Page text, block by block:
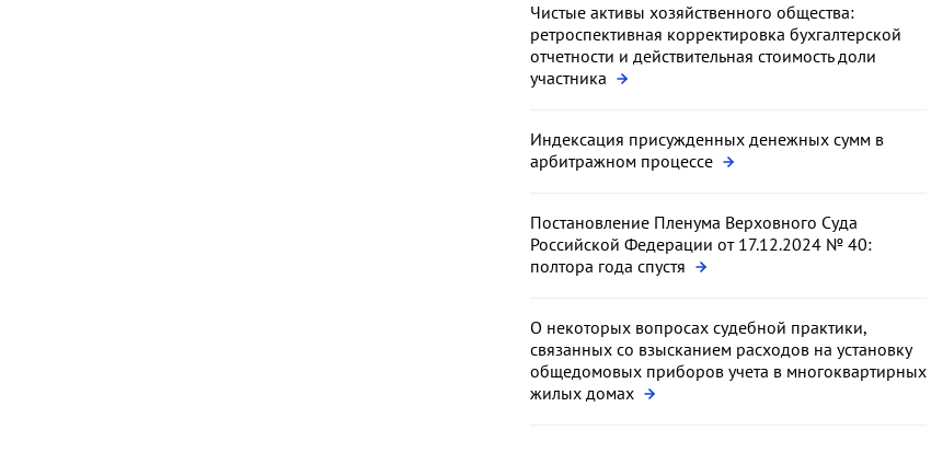
Чистые активы хозяйственного общества:
ретроспективная корректировка бухгалтерской
отчетности и действительная стоимость доли
участника
Индексация присужденных денежных сумм в
арбитражном процессе
Постановление Пленума Верховного Суда
Российской Федерации от 17.12.2024 № 40:
полтора года спустя
О некоторых вопросах судебной практики,
связанных со взысканием расходов на установку
общедомовых приборов учета в многоквартирных
жилых домах